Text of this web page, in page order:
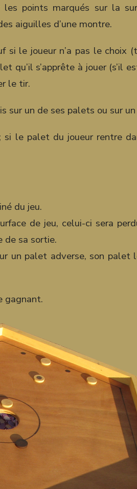
points marqués sur la
aiguilles d’une montre.
le joueur n’a pas le choix
qu’il s’apprête à jouer (s’il
le tir.
sur un de ses palets ou sur
si le palet du joueur rentre
du jeu.
de jeu, celui-ci sera
de sa sortie.
un palet adverse, son palet
gagnant.